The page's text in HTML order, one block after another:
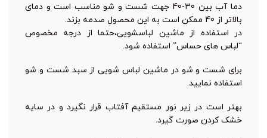
دما آب بین 30-40 جهت شست و شو مناسب است و دمای
بالاتر از 40 ممکن است به این محصول صدمه بزند.
در استفاده از ماشین لباسشویی،حتما از درجه مخصوص
“لباس های حساس” استفاده شود.
برای شست و شو در ماشین لباس شویی از سبد شست و شو
استفاده نمایید.
بهتر است در زیر نور مستقیم آفتاب قرار نگیرد و در سایه
خشک کردن صورت گیرد.